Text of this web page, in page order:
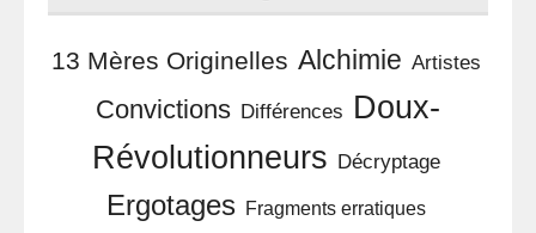
13 Mères Originelles Alchimie Artistes
Convictions Différences Doux-
Révolutionneurs Décryptage
Ergotages Fragments erratiques